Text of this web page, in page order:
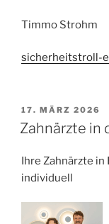
Timmo Strohm
sicherheitstroll-
VERÖFFENTLICHT
AM
17. MÄRZ 2026
Zahnärzte in
Ihre Zahnärzte
individuell